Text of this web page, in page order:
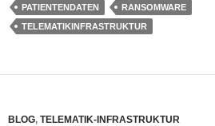
PATIENTENDATEN
RANSOMWARE
TELEMATIKINFRASTRUKTUR
BLOG, TELEMATIK-INFRASTRUKTUR